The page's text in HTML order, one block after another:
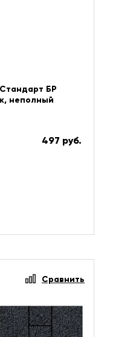
БР
неполный
497 руб.
Сравнить